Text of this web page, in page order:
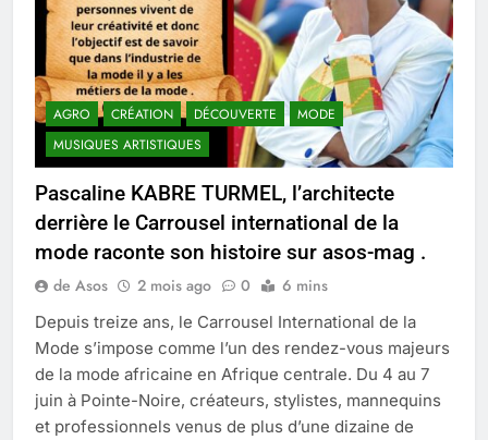
AGRO CRÉATION DÉCOUVERTE
MODE
MUSIQUES ARTISTIQUES
Pascaline KABRE TURMEL, l’architecte
derrière le Carrousel international de la
mode raconte son histoire sur asos-mag .
de Asos 2 mois ago 0 6 mins
Depuis treize ans, le Carrousel International de la
Mode s’impose comme l’un des rendez-vous majeurs
de la mode africaine en Afrique centrale. Du 4 au 7
juin à Pointe-Noire, créateurs, stylistes, mannequins
et professionnels venus de plus d’une dizaine de